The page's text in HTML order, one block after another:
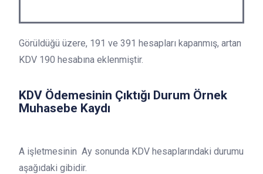
Görüldüğü üzere, 191 ve 391 hesapları kapanmış, artan
KDV 190 hesabına eklenmiştir.
KDV Ödemesinin Çıktığı Durum Örnek
Muhasebe Kaydı
A işletmesinin Ay sonunda KDV hesaplarındaki durumu
aşağıdaki gibidir.